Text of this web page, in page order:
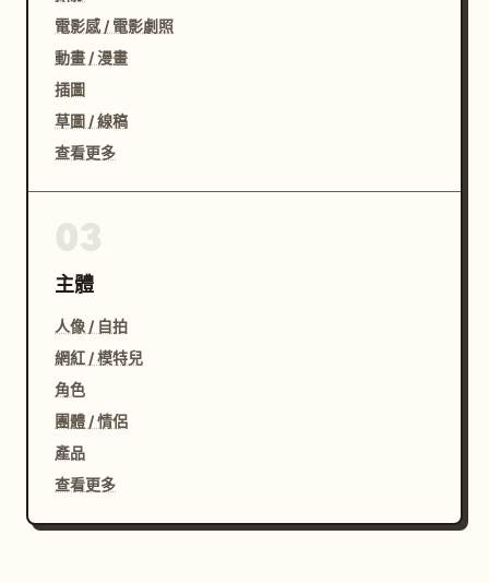
電影感 / 電影劇照
動畫 / 漫畫
插圖
草圖 / 線稿
查看更多
主體
人像 / 自拍
網紅 / 模特兒
角色
團體 / 情侶
產品
查看更多